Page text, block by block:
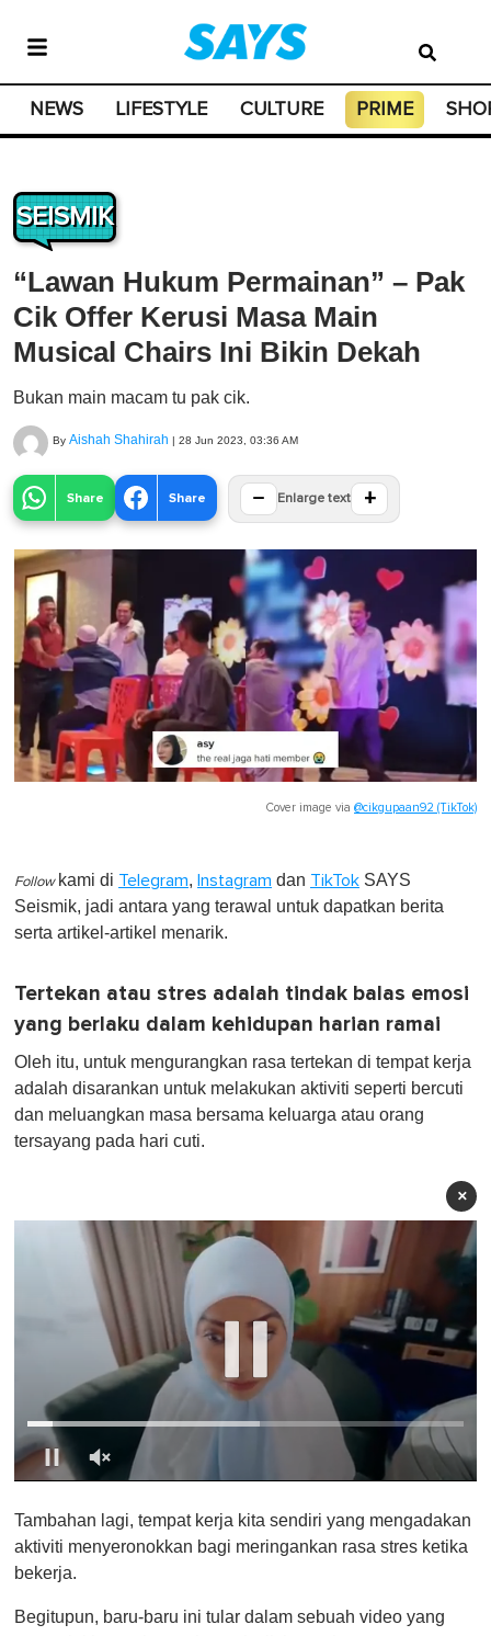
NEWS LIFESTYLE CULTURE PRIME
SEISMIK
“Lawan Hukum Permainan” – Pak
Cik Offer Kerusi Masa Main
Musical Chairs Ini Bikin Dekah
Bukan main macam tu pak cik.
By Aishah Shahirah | 28 Jun 2023, 03:36 AM
Share Share − Enlarge text +
Cover image via @cikgupaan92 (TikTok)
Follow kami di Telegram, Instagram dan TikTok SAYS
Seismik, jadi antara yang terawal untuk dapatkan berita
serta artikel-artikel menarik.
Tertekan atau stres adalah tindak balas emosi
yang berlaku dalam kehidupan harian ramai
Oleh itu, untuk mengurangkan rasa tertekan di tempat kerja
adalah disarankan untuk melakukan aktiviti seperti bercuti
dan meluangkan masa bersama keluarga atau orang
tersayang pada hari cuti.
×
f
1
i
u
Tambahan lagi, tempat kerja kita sendiri yang mengadakan
aktiviti menyeronokkan bagi meringankan rasa stres ketika
bekerja.
Begitupun, baru-baru ini tular dalam sebuah video yang